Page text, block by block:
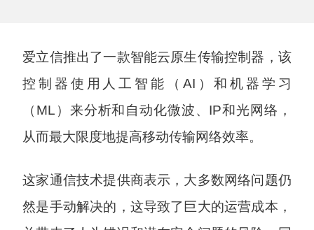
爱立信推出了一款智能云原生传输控制器，该
控制器使用人工智能（AI）和机器学习
（ML）来分析和自动化微波、IP和光网络，
从而最大限度地提高移动传输网络效率。
这家通信技术提供商表示，大多数网络问题仍
然是手动解决的，这导致了巨大的运营成本，